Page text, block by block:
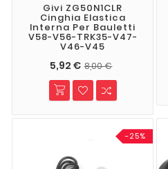
Givi ZG50N1CLR
Cinghia Elastica
Interna Per Bauletti
V58-V56-TRK35-V47-
V46-V45
5,92 € 8,00 €
-25%